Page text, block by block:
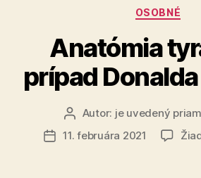
OSOBNÉ
Anatómia
prípad
Autor
článku
Autor: je uvedený
Dátum
11. februára 2021